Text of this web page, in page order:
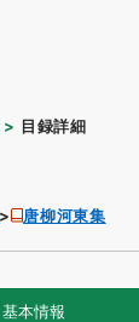
目録詳細
唐柳河東集
基本情報